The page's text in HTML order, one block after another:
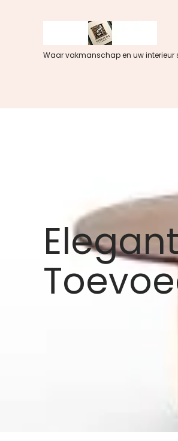
Waar vakmanschap en uw interieur